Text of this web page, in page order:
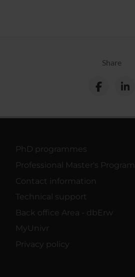
Share
PhD programmes
Professional Master's
Contact information
Technical support
Back office Area - dbErw
MyUnivr
Privacy policy